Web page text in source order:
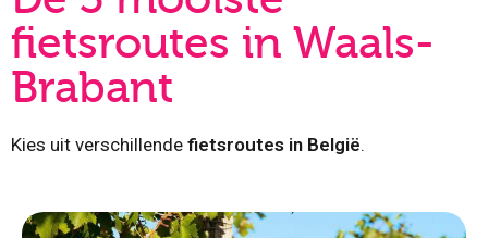
fietsroutes in Waals-
Brabant
Kies uit verschillende fietsroutes in België.